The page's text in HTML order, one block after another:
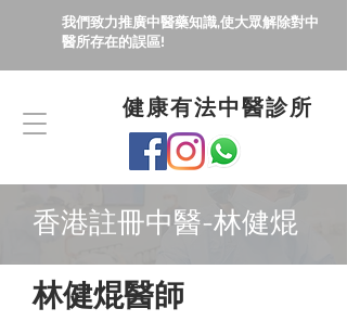
健康有法中醫診所
我們致力推廣中醫藥知識,使大眾解除對中
醫所存在的誤區!
​香港註冊中醫-林健焜
​林健焜醫師